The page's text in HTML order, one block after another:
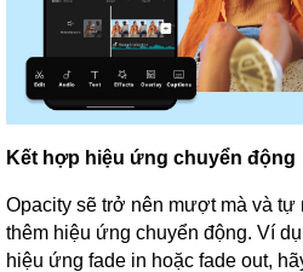
Kết hợp hiệu ứng chuyển động
Opacity sẽ trở nên mượt mà và
thêm hiệu ứng chuyển động. Ví
hiệu ứng fade in hoặc fade out,